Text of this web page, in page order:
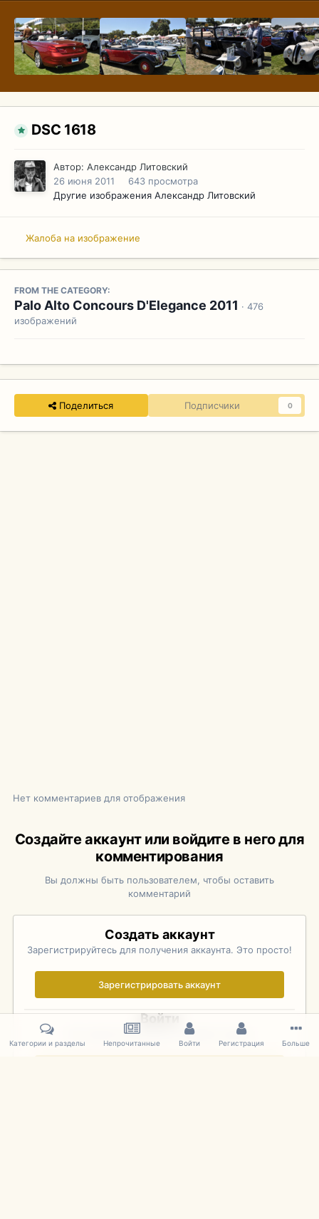
DSC 1618
Автор: Александр Литовский
26 июня 2011
643 просмотра
Другие изображения Александр Литовский
Жалоба на изображение
FROM THE CATEGORY:
Palo Alto Concours D'Elegance 2011 · 476
изображений
Поделиться Подписчики 0
Нет комментариев для отображения
Создайте аккаунт или войдите в него для
комментирования
Вы должны быть пользователем, чтобы оставить
комментарий
Создать аккаунт
Зарегистрируйтесь для получения аккаунта. Это просто!
Зарегистрировать аккаунт
Войти
Уже зарегистрированы? Войдите здесь.
Категории и разделы Непрочитанные Войти Регистрация Больше